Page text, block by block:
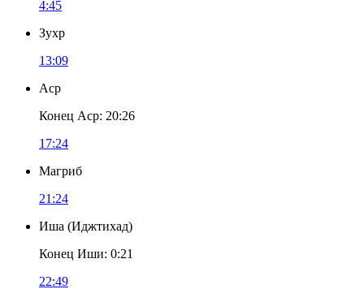
4:45
Зухр
13:09
Аср
Конец Аср: 20:26
17:24
Магриб
21:24
Иша (Иджтихад)
Конец Иши: 0:21
22:49